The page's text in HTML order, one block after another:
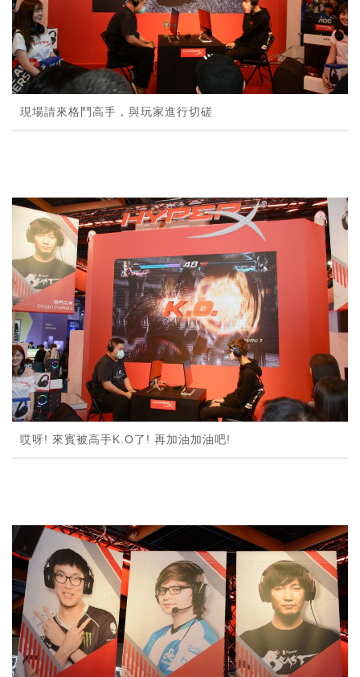
現場請來格鬥高手，與玩家進行切磋
哎呀! 來賓被高手K.O了! 再加油加油吧!